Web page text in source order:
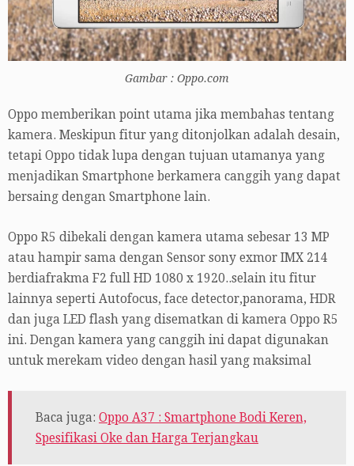
Gambar : Oppo.com
Oppo memberikan point utama jika membahas tentang
kamera. Meskipun fitur yang ditonjolkan adalah desain,
tetapi Oppo tidak lupa dengan tujuan utamanya yang
menjadikan Smartphone berkamera canggih yang dapat
bersaing dengan Smartphone lain.
Oppo R5 dibekali dengan kamera utama sebesar 13 MP
atau hampir sama dengan Sensor sony exmor IMX 214
berdiafrakma F2 full HD 1080 x 1920..selain itu fitur
lainnya seperti Autofocus, face detector,panorama, HDR
dan juga LED flash yang disematkan di kamera Oppo R5
ini. Dengan kamera yang canggih ini dapat digunakan
untuk merekam video dengan hasil yang maksimal
Baca juga: Oppo A37 : Smartphone Bodi Keren,
Spesifikasi Oke dan Harga Terjangkau